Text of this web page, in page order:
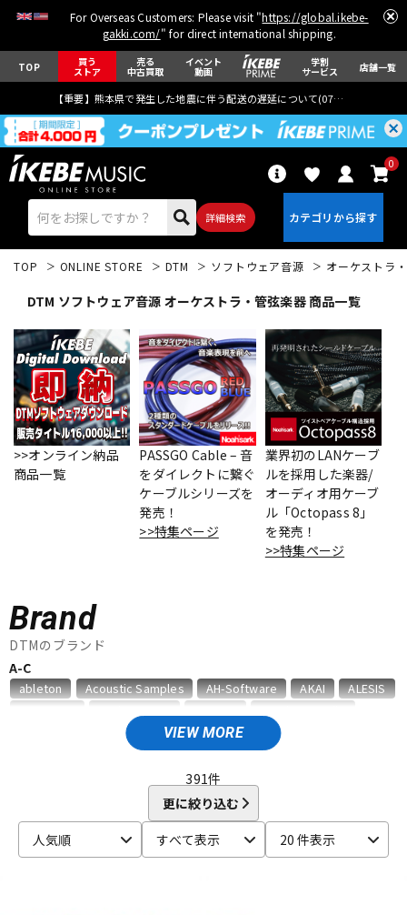
For Overseas Customers: Please visit "https://global.ikebe-
gakki.com/" for direct international shipping.
TOP 買う
ストア
売る
中古買取
イベント
動画
学割
サービス 店舗一覧
【重要】熊本県で発生した地震に伴う配送の遅延について(07月29日
詳細検索
0
エレキギター アコギ/エレアコ
ベース ウクレレ
パーカッション
管楽器
アンプ エフェクター
DTM オンライン納品 レコーディング機器
TOP ONLINE STORE DTM ソフトウェア音源 オーケストラ
DTM ソフトウェア音源 オーケストラ・管弦楽器 商品一覧
>>オンライン納品
商品一覧
PASSGO Cable – 音
をダイレクトに繋ぐ
ケーブルシリーズを
発売！
>>特集ページ
業界初のLANケーブ
ルを採用した楽器/
オーディオ用ケーブ
ル「Octopass 8」
を発売！
>>特集ページ
Brand
DTMのブランド
VIEW MORE
A-C
ableton Acoustic Samples AH-Software AKAI
ALESIS
Artiphon ARTRIG Arturia
audio-technica AVID BestService
BOSS celemony
CME PRO
CRIMSON TECHNOLOGY
CRYPTON
391件
更に絞り込む
人気順
すべて表示 20 件表示